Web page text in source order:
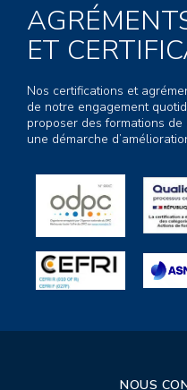
ET
Nos certifications et
de notre engagement
proposer des formations de
une démarche
NOUS